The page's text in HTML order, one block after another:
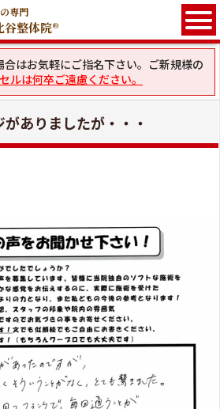
専門
谷整体院®
はお気軽にご指名下さい。ご新規様の
ルは何卒ご遠慮ください。
ありましたが・・・